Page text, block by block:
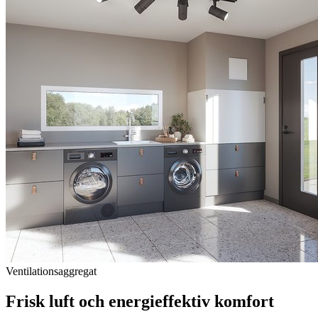
Ventilationsaggregat
Frisk luft och energieffektiv komfort